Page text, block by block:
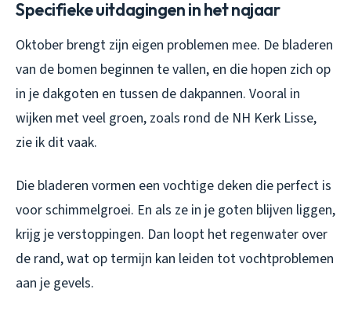
Specifieke uitdagingen in het najaar
Oktober brengt zijn eigen problemen mee. De bladeren
van de bomen beginnen te vallen, en die hopen zich op
in je dakgoten en tussen de dakpannen. Vooral in
wijken met veel groen, zoals rond de NH Kerk Lisse,
zie ik dit vaak.
Die bladeren vormen een vochtige deken die perfect is
voor schimmelgroei. En als ze in je goten blijven liggen,
krijg je verstoppingen. Dan loopt het regenwater over
de rand, wat op termijn kan leiden tot vochtproblemen
aan je gevels.